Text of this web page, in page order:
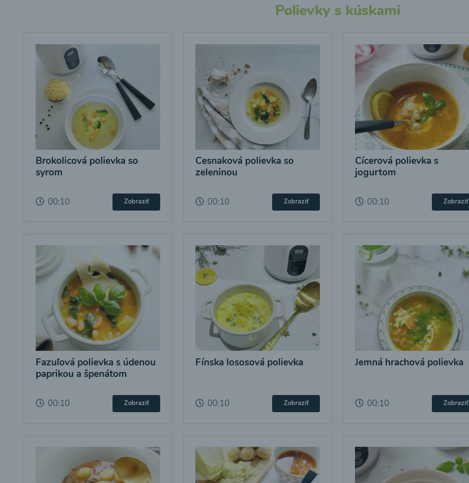
Polievky s kúskami
Brokolicová polievka so
syrom
00:10 Zobraziť
Cesnaková polievka so
zeleninou
00:10 Zobraziť
Cícerová polievka s
jogurtom
00:10 Zobraziť
Fazuľová polievka s údenou
paprikou a špenátom
00:10 Zobraziť
Fínska lososová polievka
00:10 Zobraziť
Jemná hrachová polievka
00:10 Zobraziť